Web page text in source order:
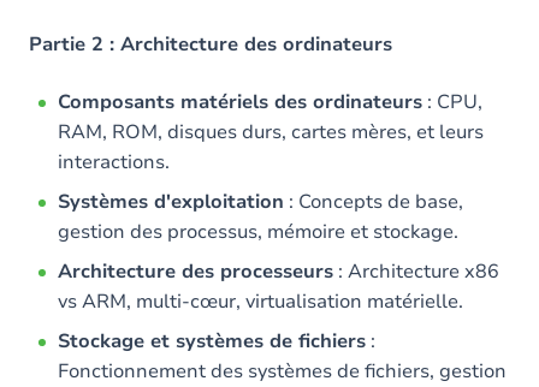
Partie 2 : Architecture des ordinateurs
Composants matériels des ordinateurs : CPU,
RAM, ROM, disques durs, cartes mères, et leurs
interactions.
Systèmes d'exploitation : Concepts de base,
gestion des processus, mémoire et stockage.
Architecture des processeurs : Architecture x86
vs ARM, multi-cœur, virtualisation matérielle.
Stockage et systèmes de fichiers :
Fonctionnement des systèmes de fichiers, gestion